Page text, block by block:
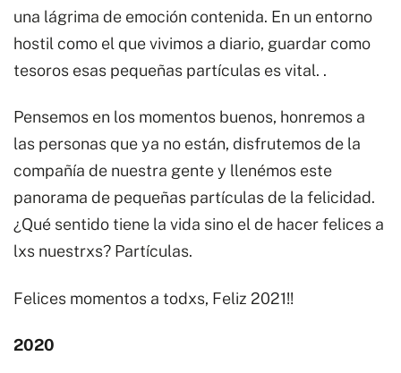
una lágrima de emoción contenida. En un entorno
hostil como el que vivimos a diario, guardar como
tesoros esas pequeñas partículas es vital. .
Pensemos en los momentos buenos, honremos a
las personas que ya no están, disfrutemos de la
compañía de nuestra gente y llenémos este
panorama de pequeñas partículas de la felicidad.
¿Qué sentido tiene la vida sino el de hacer felices a
lxs nuestrxs? Partículas.
Felices momentos a todxs, Feliz 2021!!
2020